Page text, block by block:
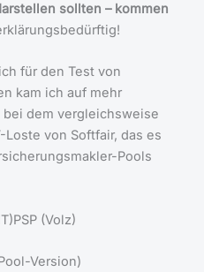
sollten – kommen
für den Test von
kam ich auf mehr
dem vergleichsweise
Loste von Softfair, das es
Pools
(Volz)
Version)